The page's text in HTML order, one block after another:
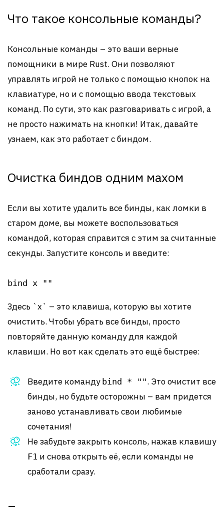
Что такое консольные команды?
Консольные команды – это ваши верные
помощники в мире Rust. Они позволяют
управлять игрой не только с помощью кнопок на
клавиатуре, но и с помощью ввода текстовых
команд. По сути, это как разговаривать с игрой, а
не просто нажимать на кнопки! Итак, давайте
узнаем, как это работает с биндом.
Очистка биндов одним махом
Если вы хотите удалить все бинды, как ломки в
старом доме, вы можете воспользоваться
командой, которая справится с этим за считанные
секунды. Запустите консоль и введите:
bind x ""
Здесь `x` – это клавиша, которую вы хотите
очистить. Чтобы убрать все бинды, просто
повторяйте данную команду для каждой
клавиши. Но вот как сделать это ещё быстрее:
Введите команду bind * "". Это очистит все
бинды, но будьте осторожны – вам придется
заново устанавливать свои любимые
сочетания!
Не забудьте закрыть консоль, нажав клавишу
F1 и снова открыть её, если команды не
сработали сразу.